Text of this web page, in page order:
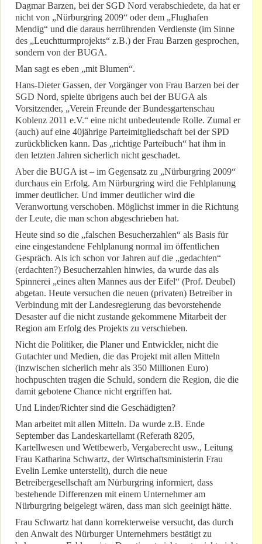
Dagmar Barzen, bei der SGD Nord verabschiedete, da hat er
nicht von „Nürburgring 2009“ oder dem „Flughafen
Mendig“ und die daraus herrührenden Verdienste (im Sinne
des „Leuchtturmprojekts“ z.B.) der Frau Barzen gesprochen,
sondern von der BUGA.
Man sagt es eben „mit Blumen“.
Hans-Dieter Gassen, der Vorgänger von Frau Barzen bei der
SGD Nord, spielte übrigens auch bei der BUGA als
Vorsitzender, „Verein Freunde der Bundesgartenschau
Koblenz 2011 e.V.“ eine nicht unbedeutende Rolle. Zumal er
(auch) auf eine 40jährige Parteimitgliedschaft bei der SPD
zurückblicken kann. Das „richtige Parteibuch“ hat ihm in
den letzten Jahren sicherlich nicht geschadet.
Aber die BUGA ist – im Gegensatz zu „Nürburgring 2009“
durchaus ein Erfolg. Am Nürburgring wird die Fehlplanung
immer deutlicher. Und immer deutlicher wird die
Veranwortung verschoben. Möglichst immer in die Richtung
der Leute, die man schon abgeschrieben hat.
Heute sind so die „falschen Besucherzahlen“ als Basis für
eine eingestandene Fehlplanung normal im öffentlichen
Gespräch. Als ich schon vor Jahren auf die „gedachten“
(erdachten?) Besucherzahlen hinwies, da wurde das als
Spinnerei „eines alten Mannes aus der Eifel“ (Prof. Deubel)
abgetan. Heute versuchen die neuen (privaten) Betreiber in
Verbindung mit der Landesregierung das bevorstehende
Desaster auf die nicht zustande gekommene Mitarbeit der
Region am Erfolg des Projekts zu verschieben.
Nicht die Politiker, die Planer und Entwickler, nicht die
Gutachter und Medien, die das Projekt mit allen Mitteln
(inzwischen sicherlich mehr als 350 Millionen Euro)
hochpuschten tragen die Schuld, sondern die Region, die die
damit gebotene Chance nicht ergriffen hat.
Und Linder/Richter sind die Geschädigten?
Man arbeitet mit allen Mitteln. Da wurde z.B. Ende
September das Landeskartellamt (Referath 8205,
Kartellwesen und Wettbewerb, Vergaberecht usw., Leitung
Frau Katharina Schwartz, der Wirtschaftsministerin Frau
Evelin Lemke unterstellt), durch die neue
Betreibergesellschaft am Nürburgring informiert, dass
bestehende Differenzen mit einem Unternehmer am
Nürburgring beigelegt wären, dass man sich geeinigt hätte.
Frau Schwartz hat dann korrekterweise versucht, das durch
den Anwalt des Nürburger Unternehmers bestätigt zu